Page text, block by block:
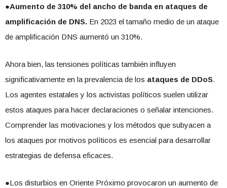
●Aumento de 310% del ancho de banda en ataques de
amplificación de DNS. En 2023 el tamaño medio de un ataque
de amplificación DNS aumentó un 310%.
Ahora bien, las tensiones políticas también influyen
significativamente en la prevalencia de los ataques de DDoS.
Los agentes estatales y los activistas políticos suelen utilizar
estos ataques para hacer declaraciones o señalar intenciones.
Comprender las motivaciones y los métodos que subyacen a
los ataques por motivos políticos es esencial para desarrollar
estrategias de defensa eficaces.
●Los disturbios en Oriente Próximo provocaron un aumento de